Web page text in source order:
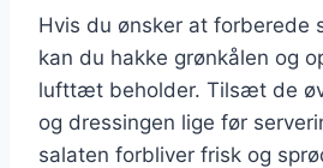
Hvis du ønsker at forberede
kan du hakke grønkålen og
lufttæt beholder. Tilsæt de
og dressingen lige før
salaten forbliver frisk og